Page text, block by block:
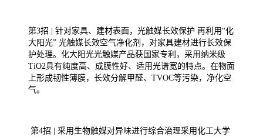
第3招 | 针对家具、建材表面，光触媒长效保护 再利用“化
大阳光” 光触媒长效空气净化剂，对家具建材进行长效保
护处理。化大阳光光触媒产品获国家专利，采用纳米级
TiO2具有纯度高、成膜性好、适用光谱宽的特点。在物面
上形成韧性薄膜，长效分解甲醛、TVOC等污染，净化空
气。
第4招 | 采用生物触媒对异味进行综合治理采用化工大学